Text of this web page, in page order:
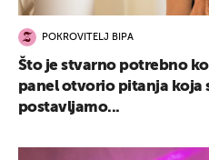
POKROVITELJ BIPA
Što je stvarno potrebno
panel otvorio pitanja koja
postavljamo...